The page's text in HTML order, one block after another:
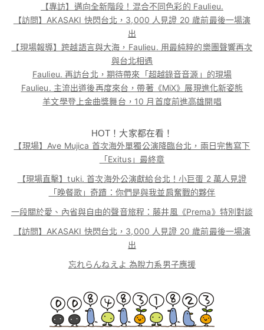
【專訪】邁向全新階段！混合不同色彩的 Faulieu.
【訪問】AKASAKI 快閃台北，3,000 人見證 20 歲前最後一場演
出
【現場報導】跨越語言與大海，Faulieu. 用最純粹的樂團聲響再次
與台北相遇
Faulieu. 再訪台北，期待帶來「超越錄音音源」的現場
Faulieu. 主流出道後再度來台，帶著《MiX》展現進化新姿態
羊文學登上金曲獎舞台，10 月首度前進高雄開唱
HOT！大家都在看！
【現場】Ave Mujica 首次海外單獨公演降臨台北，兩日完售寫下
「Exitus」最終章
【現場直擊】tuki. 首次海外公演獻給台北！小巨蛋 2 萬人見證
「晚餐歌」奇蹟：你們是與我並肩奮戰的夥伴
一段關於愛、內省與自由的聲音旅程：藤井風《Prema》特別對談
【訪問】AKASAKI 快閃台北，3,000 人見證 20 歲前最後一場演
出
忘れらんねえよ 為脫力系男子應援